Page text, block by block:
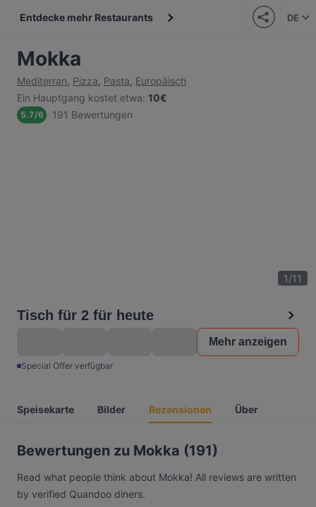
Entdecke mehr Restaurants DE
Mokka
Mediterran, Pizza, Pasta, Europäisch
Ein Hauptgang kostet etwa: 10€
5.7/6 191 Bewertungen
1/11
Tisch für 2 für heute
Mehr anzeigen
Special Offer verfügbar
Speisekarte Bilder Rezensionen Über
Bewertungen zu Mokka (191)
Read what people think about Mokka! All reviews are written
by verified Quandoo diners.